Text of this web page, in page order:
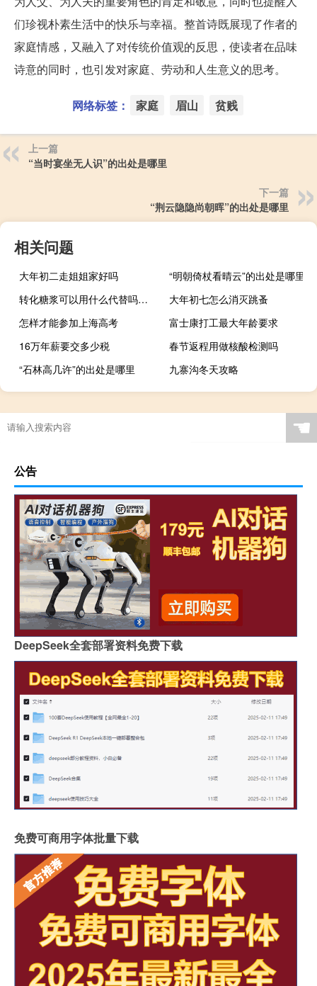
们珍视朴素生活中的快乐与幸福。整首诗既展现了作者的
家庭情感，又融入了对传统价值观的反思，使读者在品味
诗意的同时，也引发对家庭、劳动和人生意义的思考。
网络标签： 家庭 眉山 贫贱
上一篇
“当时宴坐无人识”的出处是哪里
下一篇
“荆云隐隐尚朝晖”的出处是哪里
相关问题
大年初二走姐姐家好吗
“明朝倚杖看晴云”的出处是哪里
转化糖浆可以用什么代替吗（转化糖浆可以用什么代替）
大年初七怎么消灭跳蚤
怎样才能参加上海高考
富士康打工最大年龄要求
16万年薪要交多少税
春节返程用做核酸检测吗
“石林高几许”的出处是哪里
九寨沟冬天攻略
☚
公告
DeepSeek全套部署资料免费下载
免费可商用字体批量下载